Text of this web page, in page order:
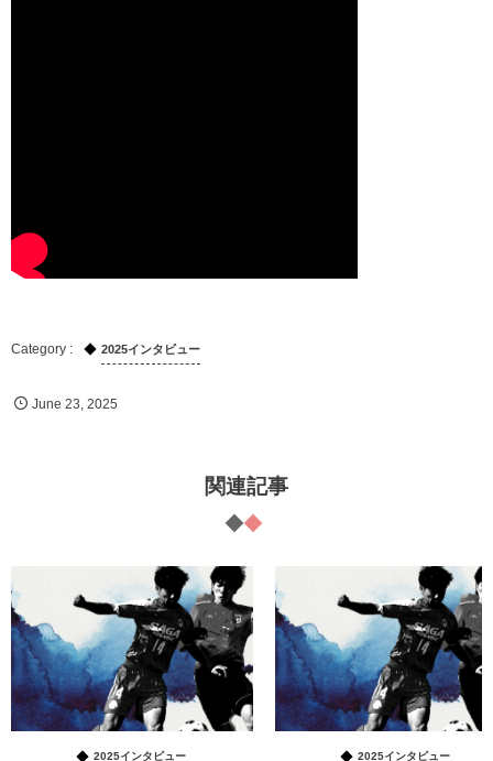
2025インタビュー
June 23 ,2025
関連記事
2025インタビュー 2025インタビュー